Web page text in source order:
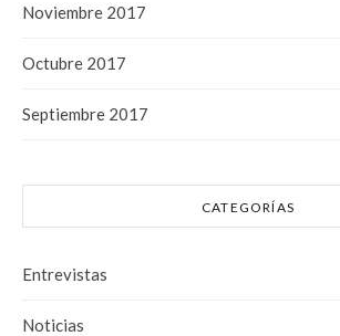
Noviembre 2017
Octubre 2017
Septiembre 2017
CATEGORÍAS
Entrevistas
Noticias